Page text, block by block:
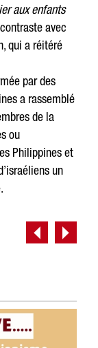
aux enfants
avec
qui a réitéré
par des
a rassemblé
de la
ou
Philippines et
un